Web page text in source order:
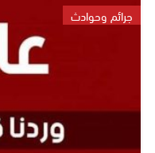
جرائم وحوادث